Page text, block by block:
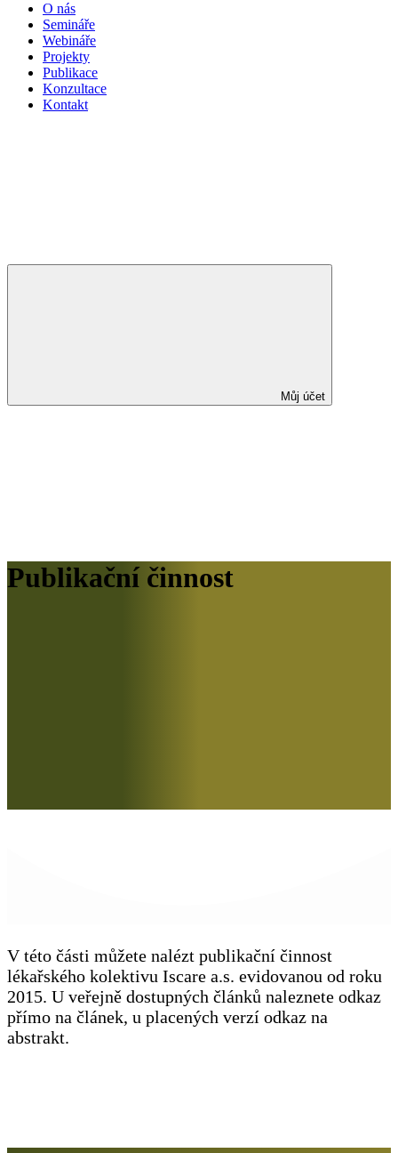
O nás
Semináře
Webináře
Projekty
Publikace
Konzultace
Kontakt
Můj účet
Publikační činnost
V této části můžete nalézt publikační činnost
lékařského kolektivu Iscare a.s. evidovanou od roku
2015. U veřejně dostupných článků naleznete odkaz
přímo na článek, u placených verzí odkaz na
abstrakt.